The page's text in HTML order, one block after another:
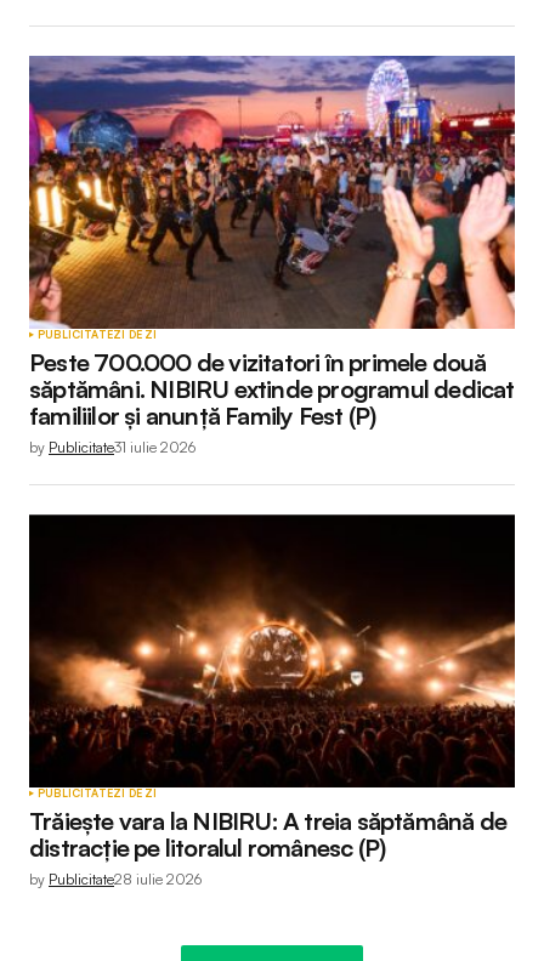
PUBLICITATEZI DE ZI
Peste 700.000 de vizitatori în primele două
săptămâni. NIBIRU extinde programul dedicat
familiilor și anunță Family Fest (P)
by Publicitate31 iulie 2026
PUBLICITATEZI DE ZI
Trăiește vara la NIBIRU: A treia săptămână de
distracție pe litoralul românesc (P)
by Publicitate28 iulie 2026